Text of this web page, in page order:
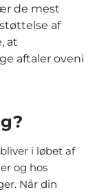
de mest
af
at
aftaler oveni
i løbet af
og hos
Når din